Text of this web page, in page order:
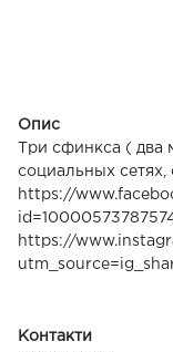
Опис
Три сфинкса ( два
социальных
https://
https://
Контакти